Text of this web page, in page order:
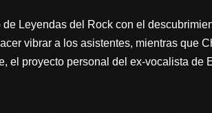
Leyendas del Rock con el
vibrar a los asistentes, mientras que
el proyecto personal del ex-vocalista de